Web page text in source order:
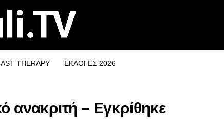
THERAPY ΕΚΛΟΓΕΣ 2026
– Εγκρίθηκε